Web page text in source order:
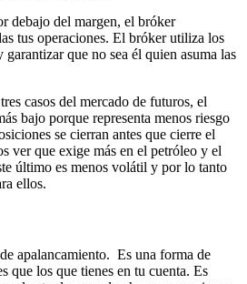
debajo del margen, el bróker
tus operaciones. El bróker utiliza los
garantizar que no sea él quien asuma las
casos del mercado de futuros, el
bajo porque representa menos riesgo
se cierran antes que cierre el
ver que exige más en el petróleo y el
último es menos volátil y por lo tanto
ellos.
apalancamiento. Es una forma de
que los que tienes en tu cuenta. Es